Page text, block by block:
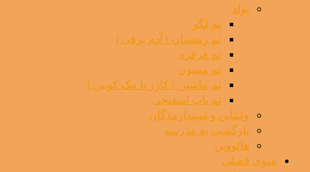
تولد
تم لگو
تم زمستان ( آدم برفی )
تم فرفره
تم مینیون
تم ماشین ( کارز یا مک کویین )
تم باب اسفنجی
ولنتاین و سپندارمذگان
بازگشت به مدرسه
هالووین
منوی فصلی